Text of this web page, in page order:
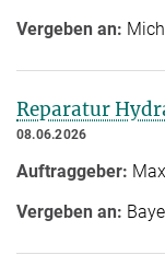
Vergeben an:
Reparatur
08.06.2026
Auftraggeber:
Vergeben an: